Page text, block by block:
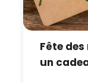
Fête
un